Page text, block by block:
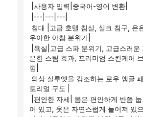
|사용자 입력|중국어-영어 변환|
|---|---|---|
우아한 아침 분위기|
은한 스팀 효과, 프리미엄 스킨케어
낌|
토리얼 구도 |
어 있고, 옷은 자연스럽게 늘어져 있